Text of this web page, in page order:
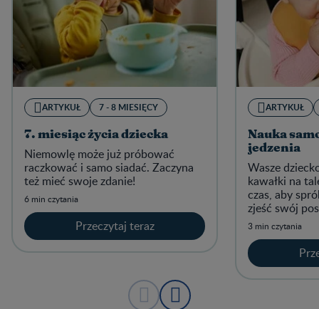
ARTYKUŁ 7 - 8 MIESIĘCY
7. miesiąc życia dziecka
Niemowlę może już próbować
raczkować i samo siadać. Zaczyna
też mieć swoje zdanie!
6 min czytania
Przeczytaj teraz
ARTYKUŁ
Nauka
jedzenia
Wasze
kawałki na
czas, aby
zjeść swój
3 min czytania